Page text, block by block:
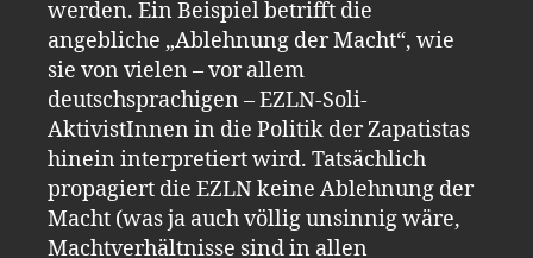
werden. Ein Beispiel betrifft die
angebliche „Ablehnung der Macht“, wie
sie von vielen – vor allem
deutschsprachigen – EZLN-Soli-
AktivistInnen in die Politik der Zapatistas
hinein interpretiert wird. Tatsächlich
propagiert die EZLN keine Ablehnung der
Macht (was ja auch völlig unsinnig wäre,
Machtverhältnisse sind in allen